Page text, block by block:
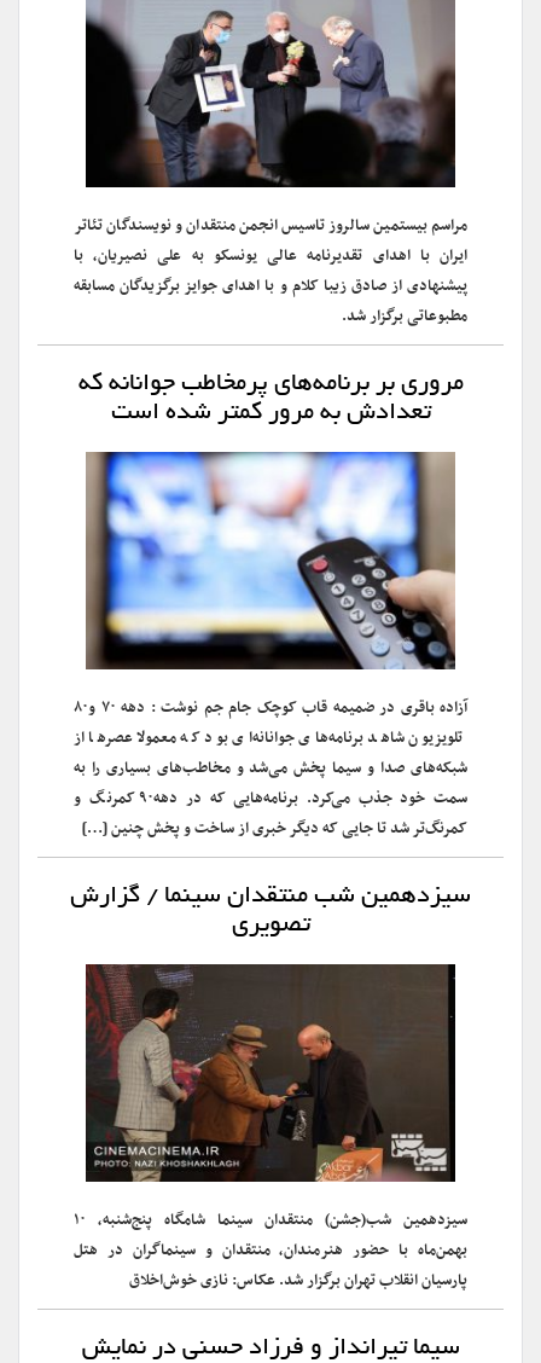
مراسم بیستمین سالروز تاسیس انجمن منتقدان و نویسندگان تئاتر
ایران با اهدای تقدیرنامه عالی یونسکو به علی نصیریان، با
پیشنهادی از صادق زیبا کلام و با اهدای جوایز برگزیدگان مسابقه
مطبوعاتی برگزار شد.
مروری بر برنامه‌های پرمخاطب جوانانه که
تعدادش به مرور کمتر شده است
آزاده باقری در ضمیمه قاب کوچک جام جم نوشت : دهه ۷۰ و۸۰
تلویزیون شاهد برنامه‌های جوانانه‌ای بود که معمولا عصرها از
شبکه‌های صدا و سیما پخش می‌شد و مخاطب‌های بسیاری را به
سمت خود جذب می‌کرد. برنامه‌هایی که در دهه۹۰ کمر‌نگ و
کمرنگ‌تر شد تا جایی که دیگر خبری از ساخت و پخش چنین […]
سیزدهمین شب منتقدان سینما / گزارش
تصویری
سیزدهمین شب(جشن) منتقدان سینما شامگاه پنج‌شنبه، ۱۰
بهمن‌ماه با حضور هنرمندان، منتقدان و سینماگران در هتل
پارسیان انقلاب تهران برگزار شد. عکاس: نازی خوش‌اخلاق
سیما تیرانداز و فرزاد حسنی در نمایش